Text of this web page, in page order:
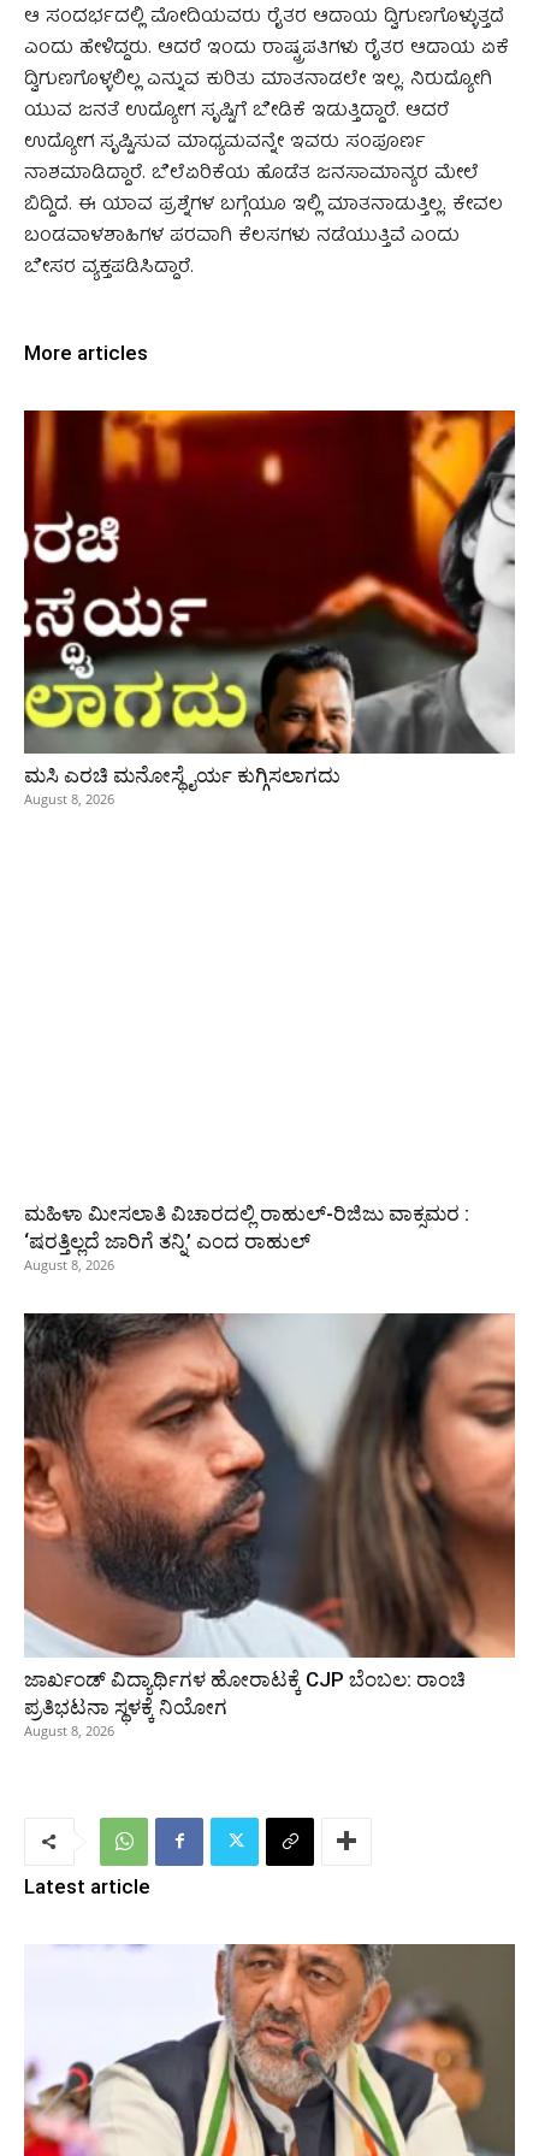
ಆ ಸಂದರ್ಭದಲ್ಲಿ ಮೋದಿಯವರು ರೈತರ ಆದಾಯ ದ್ವಿಗುಣಗೊಳ್ಳುತ್ತದೆ
ಎಂದು ಹೇಳಿದ್ದರು. ಆದರೆ ಇಂದು ರಾಷ್ಟ್ರಪತಿಗಳು ರೈತರ ಆದಾಯ ಏಕೆ
ದ್ವಿಗುಣಗೊಳ್ಳಲಿಲ್ಲ ಎನ್ನುವ ಕುರಿತು ಮಾತನಾಡಲೇ ಇಲ್ಲ. ನಿರುದ್ಯೋಗಿ
ಯುವ ಜನತೆ ಉದ್ಯೋಗ ಸೃಷ್ಟಿಗೆ ಬೇಡಿಕೆ ಇಡುತ್ತಿದ್ದಾರೆ. ಆದರೆ
ಉದ್ಯೋಗ ಸೃಷ್ಟಿಸುವ ಮಾಧ್ಯಮವನ್ನೇ ಇವರು ಸಂಪೂರ್ಣ
ನಾಶಮಾಡಿದ್ದಾರೆ. ಬೆಲೆಏರಿಕೆಯ ಹೊಡೆತ ಜನಸಾಮಾನ್ಯರ ಮೇಲೆ
ಬಿದ್ದಿದೆ. ಈ ಯಾವ ಪ್ರಶ್ನೆಗಳ ಬಗ್ಗೆಯೂ ಇಲ್ಲಿ ಮಾತನಾಡುತ್ತಿಲ್ಲ. ಕೇವಲ
ಬಂಡವಾಳಶಾಹಿಗಳ ಪರವಾಗಿ ಕೆಲಸಗಳು ನಡೆಯುತ್ತಿವೆ ಎಂದು
ಬೇಸರ ವ್ಯಕ್ತಪಡಿಸಿದ್ದಾರೆ.
More articles
ಮಸಿ ಎರಚಿ ಮನೋಸ್ಥೈರ್ಯ ಕುಗ್ಗಿಸಲಾಗದು
August 8, 2026
ಮಹಿಳಾ ಮೀಸಲಾತಿ ವಿಚಾರದಲ್ಲಿ ರಾಹುಲ್‌-ರಿಜಿಜು ವಾಕ್ಸಮರ :
‘ಷರತ್ತಿಲ್ಲದೆ ಜಾರಿಗೆ ತನ್ನಿ’ ಎಂದ ರಾಹುಲ್‌
August 8, 2026
ಜಾರ್ಖಂಡ್‌ ವಿದ್ಯಾರ್ಥಿಗಳ ಹೋರಾಟಕ್ಕೆ CJP ಬೆಂಬಲ: ರಾಂಚಿ
ಪ್ರತಿಭಟನಾ ಸ್ಥಳಕ್ಕೆ ನಿಯೋಗ
August 8, 2026
Latest article